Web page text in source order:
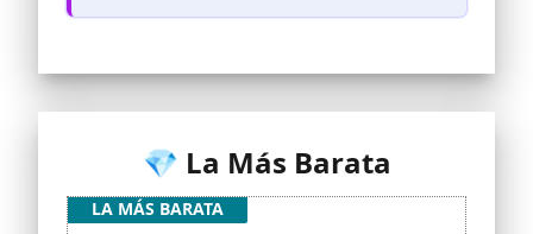
💎 La Más Barata
LA MÁS BARATA